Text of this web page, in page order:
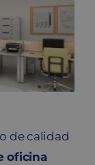
de calidad
oficina